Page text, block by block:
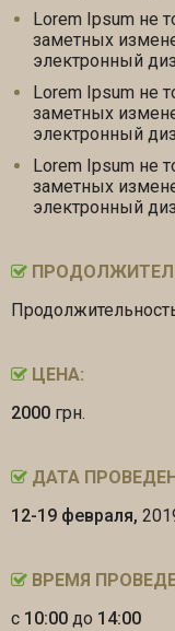
Lorem Ipsum не
заметных
электронный
Lorem Ipsum не
заметных
электронный
Lorem Ipsum не
заметных
электронный
ЦЕНА:
2000 грн.
ДАТА
12-19 февраля,
ВРЕМЯ
с 10:00 до 14:00